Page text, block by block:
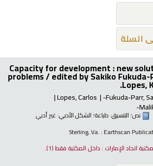
السلة
Capacity for development : new
problems /edited by Sakiko Fukuda-
Lopes,
Fukuda-Parr,
Lopes, Carlos
نص؛ التنسيق: طباعة؛ الشكل الأدبي: غير أدبي
Sterling, Va. : Earthscan
مكتبة اتحاد الإمارات : داخل المكتبة فقط(1).